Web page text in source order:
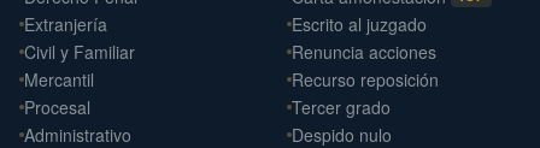
Extranjería
Civil y Familiar
Mercantil
Procesal
Administrativo
Escrito al juzgado
Renuncia acciones
Recurso reposición
Tercer grado
Despido nulo
Derecho Laboral
📍 Sevilla
📍 Santiago de Compostela